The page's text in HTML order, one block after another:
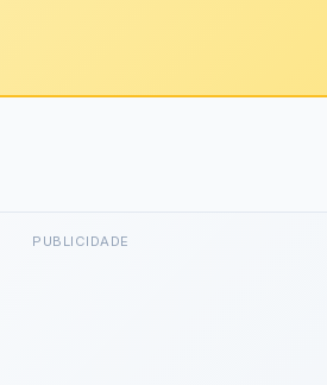
PUBLICIDADE